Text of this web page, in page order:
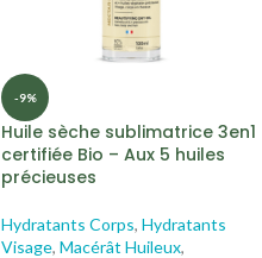
-9%
Huile sèche sublimatrice 3en1
certifiée Bio – Aux 5 huiles
précieuses
Hydratants Corps, Hydratants
Visage, Macérât Huileux,